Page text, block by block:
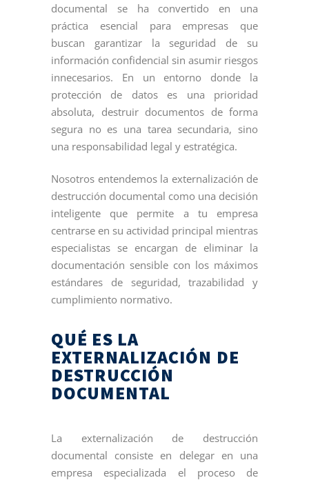
documental se ha convertido en una
práctica esencial para empresas que
buscan garantizar la seguridad de su
información confidencial sin asumir riesgos
innecesarios. En un entorno donde la
protección de datos es una prioridad
absoluta, destruir documentos de forma
segura no es una tarea secundaria, sino
una responsabilidad legal y estratégica.
Nosotros entendemos la externalización de
destrucción documental como una decisión
inteligente que permite a tu empresa
centrarse en su actividad principal mientras
especialistas se encargan de eliminar la
documentación sensible con los máximos
estándares de seguridad, trazabilidad y
cumplimiento normativo.
QUÉ ES LA
EXTERNALIZACIÓN DE
DESTRUCCIÓN
DOCUMENTAL
La externalización de destrucción
documental consiste en delegar en una
empresa especializada el proceso de